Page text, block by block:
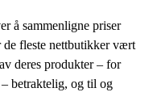
å sammenligne priser
fleste nettbutikker vært
deres produkter – for
betraktelig, og til og